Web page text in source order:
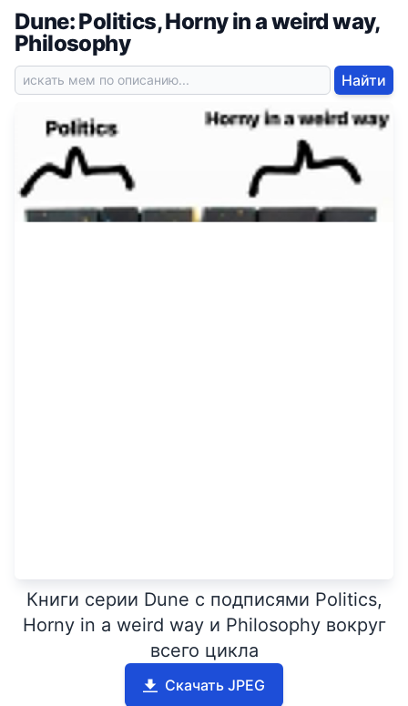
Dune: Politics, Horny in a weird way,
Philosophy
Найти
Книги серии Dune с подписями Politics,
Horny in a weird way и Philosophy вокруг
всего цикла
Скачать JPEG